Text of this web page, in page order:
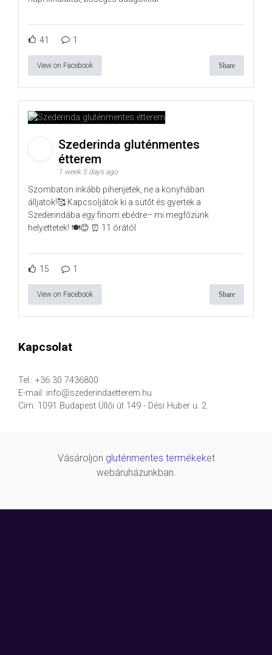
41 1
View on Facebook Share
Szederinda gluténmentes
étterem
1 week 5 days ago
Szombaton inkább pihenjetek, ne a konyhában
álljatok!🥰 Kapcsoljátok ki a sütőt és gyertek a
Szederindába egy finom ebédre– mi megfőzünk
helyettetek! 🍽️😊 ⏰ 11 órától
15 1
View on Facebook Share
Kapcsolat
Tel.: +36 30 7436800
E-mail: info@szederindaetterem.hu
Cím: 1091 Budapest Üllői út 149 - Dési Huber u. 2.
Vásároljon gluténmentes termékeket
webáruházunkban.